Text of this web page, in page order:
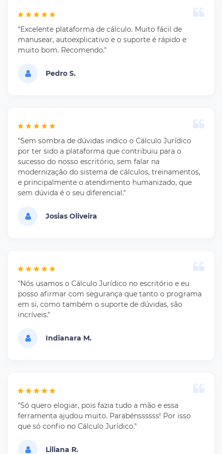
"Excelente plataforma de cálculo. Muito fácil de
manusear, autoexplicativo e o suporte é rápido e
muito bom. Recomendo."
Pedro S.
"Sem sombra de dúvidas indico o Cálculo Jurídico
por ter sido a plataforma que contribuiu para o
sucesso do nosso escritório, sem falar na
modernização do sistema de cálculos, treinamentos,
e principalmente o atendimento humanizado, que
sem dúvida é o seu diferencial."
Josias Oliveira
"Nós usamos o Cálculo Jurídico no escritório e eu
posso afirmar com segurança que tanto o programa
em si, como também o suporte de dúvidas, são
incríveis."
Indianara M.
"Só quero elogiar, pois fazia tudo a mão e essa
ferramenta ajudou muito. Parabénssssss! Por isso
que só confio no Cálculo Jurídico."
Liliana R.